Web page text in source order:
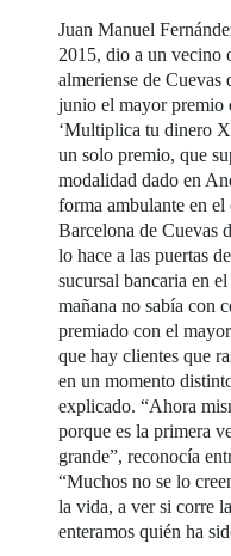
Juan Manuel
2015, dio a un vecino
almeriense de Cuevas
junio el mayor premio
‘Multiplica tu dinero
un solo premio, que
modalidad dado en
forma ambulante en
Barcelona de Cuevas
lo hace a las puertas
sucursal bancaria en
mañana no sabía con
premiado con el
que hay clientes que
en un momento
explicado. “Ahora
porque es la primera
grande”, reconocía
“Muchos no se lo
la vida, a ver si corre
enteramos quién ha